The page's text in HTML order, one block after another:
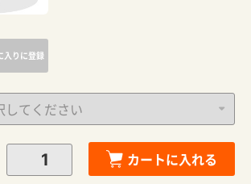
入りに登録
カートに入れる